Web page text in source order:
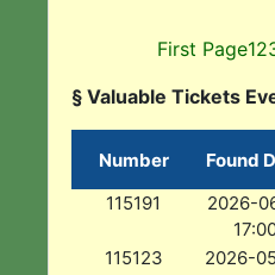
First Page12
§ Valuable Tickets
Number Found
115191
2026-
115123
2026-